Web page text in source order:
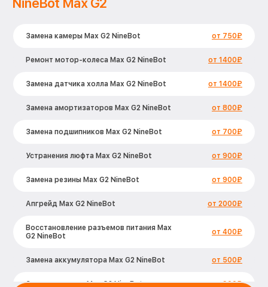
Замена камеры Max G2 NineBot от 750₽
Ремонт мотор-колеса Max G2 NineBot от 1400₽
Замена датчика холла Max G2 NineBot от 1400₽
Замена амортизаторов Max G2 NineBot от 800₽
Замена подшипников Max G2 NineBot от 700₽
Устранения люфта Max G2 NineBot от 900₽
Замена резины Max G2 NineBot от 900₽
Апгрейд Max G2 NineBot от 2000₽
Восстановление разъемов питания Max
G2 NineBot
от 400₽
Замена аккумулятора Max G2 NineBot от 500₽
Замена корпуса Max G2 NineBot от 900₽